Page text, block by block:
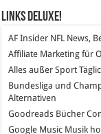
Links DeLuXe!
AF Insider NFL News,
Affiliate Marketing für
Alles außer Sport
Bundesliga und
Alternativen
Goodreads Bücher
Google Music Musik